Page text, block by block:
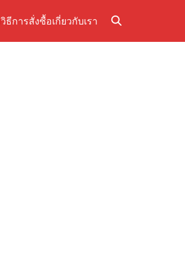
วิธีการสั่งซื้อเกี่ยวกับเรา